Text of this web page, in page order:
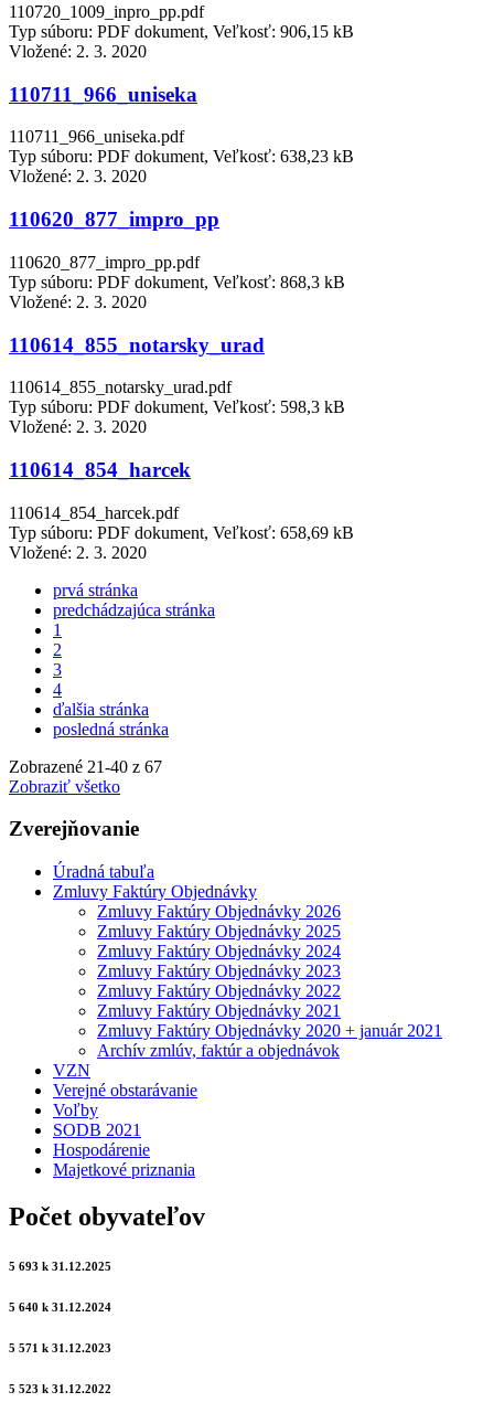
110720_1009_inpro_pp.pdf
Typ súboru: PDF dokument, Veľkosť: 906,15 kB
Vložené: 2. 3. 2020
110711_966_uniseka
110711_966_uniseka.pdf
Typ súboru: PDF dokument, Veľkosť: 638,23 kB
Vložené: 2. 3. 2020
110620_877_impro_pp
110620_877_impro_pp.pdf
Typ súboru: PDF dokument, Veľkosť: 868,3 kB
Vložené: 2. 3. 2020
110614_855_notarsky_urad
110614_855_notarsky_urad.pdf
Typ súboru: PDF dokument, Veľkosť: 598,3 kB
Vložené: 2. 3. 2020
110614_854_harcek
110614_854_harcek.pdf
Typ súboru: PDF dokument, Veľkosť: 658,69 kB
Vložené: 2. 3. 2020
prvá stránka
predchádzajúca stránka
1
2
3
4
ďalšia stránka
posledná stránka
Zobrazené 21-40 z 67
Zobraziť všetko
Zverejňovanie
Úradná tabuľa
Zmluvy Faktúry Objednávky
Zmluvy Faktúry Objednávky 2026
Zmluvy Faktúry Objednávky 2025
Zmluvy Faktúry Objednávky 2024
Zmluvy Faktúry Objednávky 2023
Zmluvy Faktúry Objednávky 2022
Zmluvy Faktúry Objednávky 2021
Zmluvy Faktúry Objednávky 2020 + január 2021
Archív zmlúv, faktúr a objednávok
VZN
Verejné obstarávanie
Voľby
SODB 2021
Hospodárenie
Majetkové priznania
Počet obyvateľov
5 693 k 31.12.2025
5 640 k 31.12.2024
5 571 k 31.12.2023
5 523 k 31.12.2022